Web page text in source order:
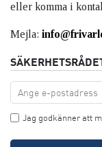
eller komma i
Mejla:
Jag godkänner att